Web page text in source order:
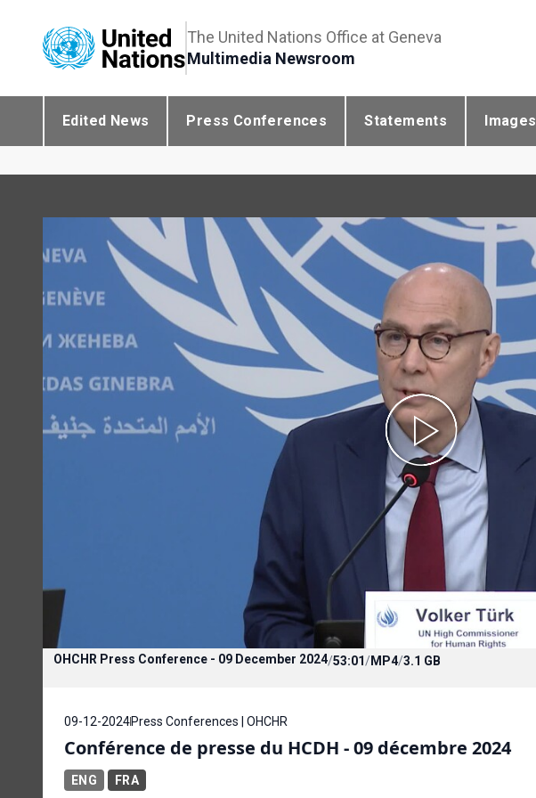
The United Nations Office at Geneva
Multimedia Newsroom
Edited News Press Conferences Statements Images
OHCHR Press Conference - 09 December 2024/53:01/MP4/3.1 GB
09-12-2024Press Conferences | OHCHR
Conférence de presse du HCDH - 09 décembre 2024
ENG FRA